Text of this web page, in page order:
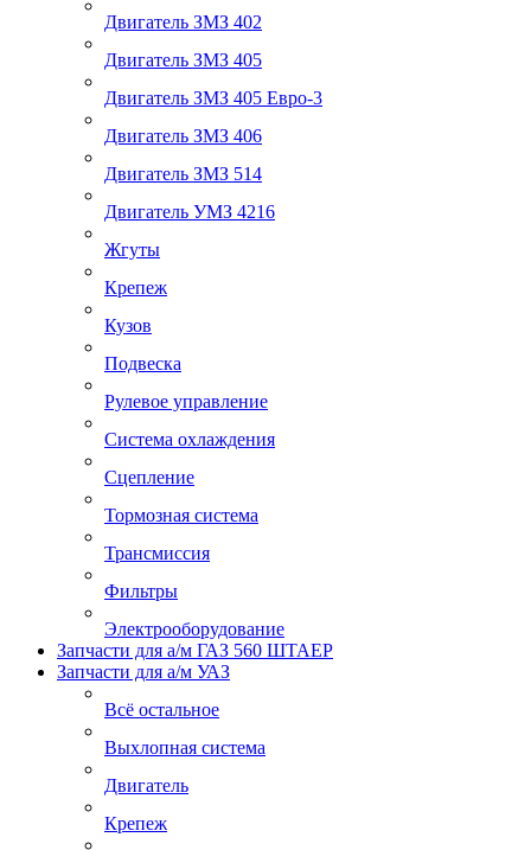
Двигатель ЗМЗ 402
Двигатель ЗМЗ 405
Двигатель ЗМЗ 405 Евро-3
Двигатель ЗМЗ 406
Двигатель ЗМЗ 514
Двигатель УМЗ 4216
Жгуты
Крепеж
Кузов
Подвеска
Рулевое управление
Система охлаждения
Сцепление
Тормозная система
Трансмиссия
Фильтры
Электрооборудование
Запчасти для а/м ГАЗ 560 ШТАЕР
Запчасти для а/м УАЗ
Всё остальное
Выхлопная система
Двигатель
Крепеж